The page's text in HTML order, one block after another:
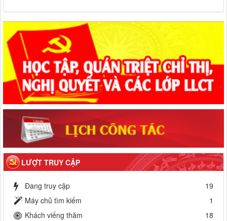
LƯỢT TRUY CẬP
Đang truy cập
19
Máy chủ tìm kiếm
1
Khách viếng thăm
18